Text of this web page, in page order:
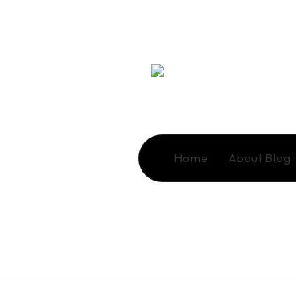
Home About Blog